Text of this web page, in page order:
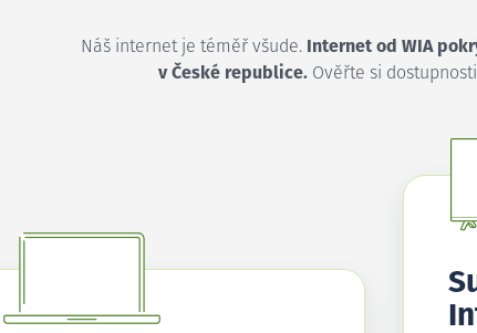
Náš internet je téměř všude.
Internet od WIA
v České republice. Ověřte si